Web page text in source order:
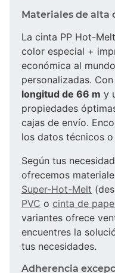
Materiales de alta
La cinta PP Hot-
color especial +
económica al
personalizadas. Con
longitud de 66 m y
propiedades
cajas de envío.
los datos técnicos o
Según tus
ofrecemos
Super-Hot-Melt
PVC o cinta de
variantes ofrece
encuentres la
tus necesidades.
Adherencia